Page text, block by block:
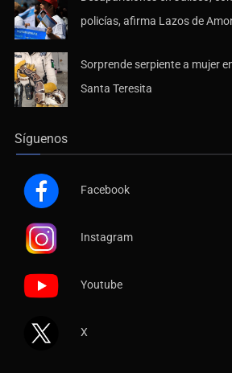
policías, afirma Lazos de
Sorprende serpiente a mujer
Santa Teresita
Síguenos
Facebook
Instagram
Youtube
X